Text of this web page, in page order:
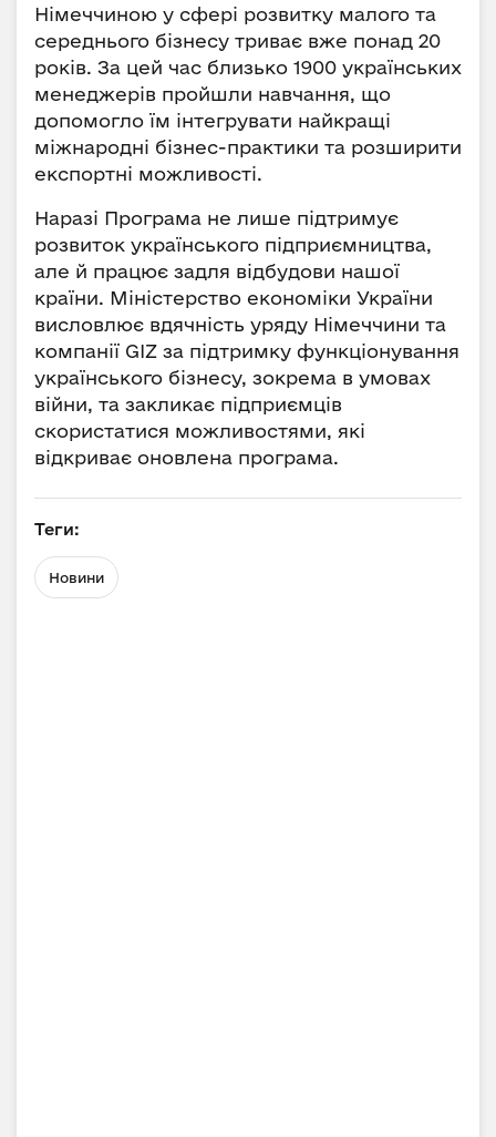
Німеччиною у сфері розвитку малого та
середнього бізнесу триває вже понад 20
років. За цей час близько 1900 українських
менеджерів пройшли навчання, що
допомогло їм інтегрувати найкращі
міжнародні бізнес-практики та розширити
експортні можливості.
Наразі Програма не лише підтримує
розвиток українського підприємництва,
але й працює задля відбудови нашої
країни. Міністерство економіки України
висловлює вдячність уряду Німеччини та
компанії GIZ за підтримку функціонування
українського бізнесу, зокрема в умовах
війни, та закликає підприємців
скористатися можливостями, які
відкриває оновлена програма.
Теги:
Новини